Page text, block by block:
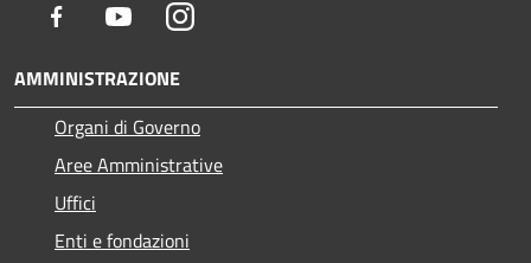
Facebook YoutubeInstagram
AMMINISTRAZIONE
Organi di Governo
Aree Amministrative
Uffici
Enti e fondazioni